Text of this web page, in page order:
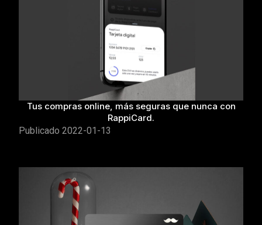
Tus compras online, más seguras que nunca con
RappiCard.
Publicado 2022-01-13